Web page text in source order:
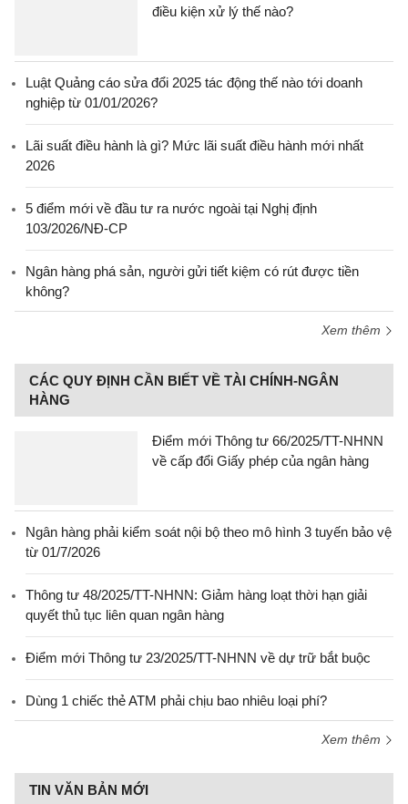
điều kiện xử lý thế nào?
Luật Quảng cáo sửa đổi 2025 tác động thế nào tới doanh
nghiệp từ 01/01/2026?
Lãi suất điều hành là gì? Mức lãi suất điều hành mới nhất
2026
5 điểm mới về đầu tư ra nước ngoài tại Nghị định
103/2026/NĐ-CP
Ngân hàng phá sản, người gửi tiết kiệm có rút được tiền
không?
Xem thêm
CÁC QUY ĐỊNH CẦN BIẾT VỀ TÀI CHÍNH-NGÂN
HÀNG
Điểm mới Thông tư 66/2025/TT-NHNN
về cấp đổi Giấy phép của ngân hàng
Ngân hàng phải kiểm soát nội bộ theo mô hình 3 tuyến bảo vệ
từ 01/7/2026
Thông tư 48/2025/TT-NHNN: Giảm hàng loạt thời hạn giải
quyết thủ tục liên quan ngân hàng
Điểm mới Thông tư 23/2025/TT-NHNN về dự trữ bắt buộc
Dùng 1 chiếc thẻ ATM phải chịu bao nhiêu loại phí?
Xem thêm
TIN VĂN BẢN MỚI